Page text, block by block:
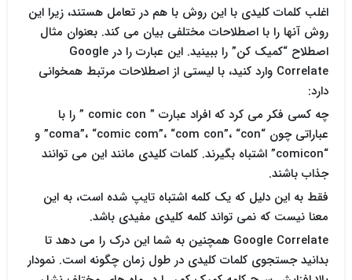
اغلب کلمات کلیدی با این روش با هم در تعامل هستند، زیرا این
روش آنها را با اصطلاحات مختلفی بیان می کند. بعنوان مثال
اصطلاح “کمیک کن” را ببینید. این عبارت را در Google
Correlate وارد کنید، با لیستی از اصطلاحات مرتبط همخوانی
دارد:
چه کسی فکر می کرد که افراد عبارت ” comic con ” را با
عباراتی چون “coma”، “comic com”، “com con”، “con” و
“comicon” اشتباه بگیرند. کلمات کلیدی مانند این می توانند
جذاب باشند.
فقط به این دلیل که یک کلمه اشتباه تایپ شده است، به این
معنا نیست که نمی تواند کلمه کلیدی مفیدی باشد.
Google Correlate همچنین به شما این درک را می دهد تا
بدانید جستجوی کلمات کلیدی در طول زمان چگونه است. نمودار